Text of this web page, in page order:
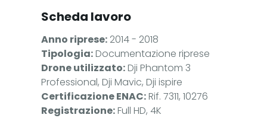
Scheda lavoro
Anno riprese: 2014 - 2018
Tipologia:Documentazione riprese
Drone utilizzato:Dji Phantom 3
Professional, Dji Mavic, Dji ispire
Certificazione ENAC:Rif. 7311, 10276
Registrazione:Full HD, 4K